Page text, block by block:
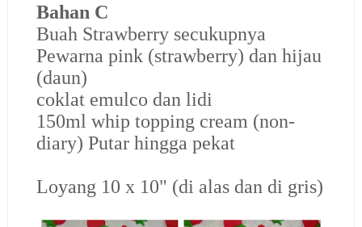
Bahan C
Buah Strawberry secukupnya
Pewarna pink (strawberry) dan hijau
(daun)
coklat emulco dan lidi
150ml whip topping cream (non-
diary) Putar hingga pekat
Loyang 10 x 10" (di alas dan di gris)